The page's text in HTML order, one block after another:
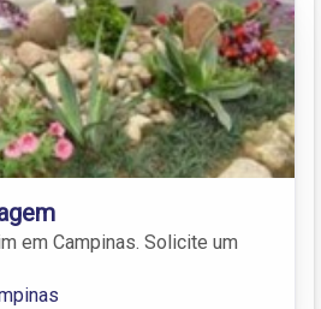
em Campinas. Solicite um